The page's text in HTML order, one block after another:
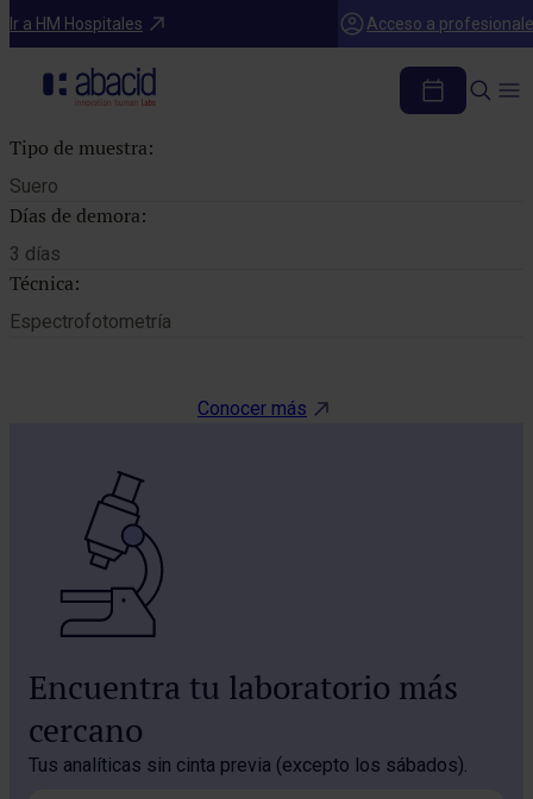
Ir a HM Hospitales Acceso a
Catálogo de pruebas
MAGNESIO
Tipo de muestra:
Suero
Días de demora:
3 días
Técnica:
Espectrofotometría
Conocer más
Encuentra tu laboratorio más
cercano
Tus analíticas sin cinta previa (excepto los sábados).